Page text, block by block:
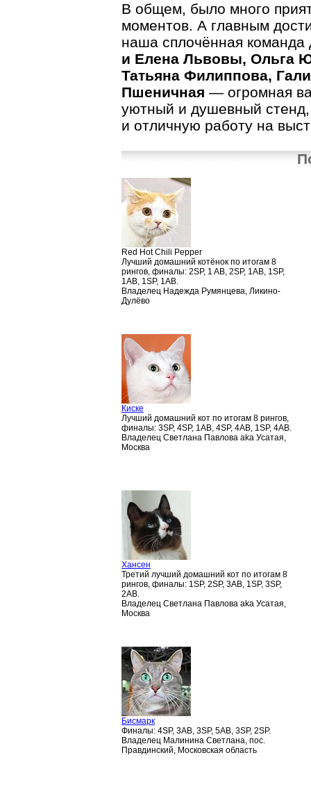
В общем, было много
моментов. А главным
наша сплочённая команда
и Елена Львовы, Ольга
Татьяна Филиппова,
Пшеничная — огромная
уютный и душевный
и отличную работу на
Red Hot Chili Pepper
Лучший домашний котёнок по итогам 8
рингов, финалы: 2SP, 1 AB, 2SP, 1AB, 1SP,
1AB, 1SP, 1AB.
Владелец Надежда Румянцева, Ликино-
Дулёво
Киске
Лучший домашний кот по итогам 8 рингов,
финалы: 3SP, 4SP, 1AB, 4SP, 4AB, 1SP, 4AB.
Владелец Светлана Павлова aka Усатая,
Москва
Хансен
Третий лучший домашний кот по итогам 8
рингов, финалы: 1SP, 2SP, 3AB, 1SP, 3SP,
2AB.
Владелец Светлана Павлова aka Усатая,
Москва
Бисмарк
Финалы: 4SP, 3AB, 3SP, 5AB, 3SP, 2SP.
Владелец Малинина Светлана, пос.
Правдинский, Московская область